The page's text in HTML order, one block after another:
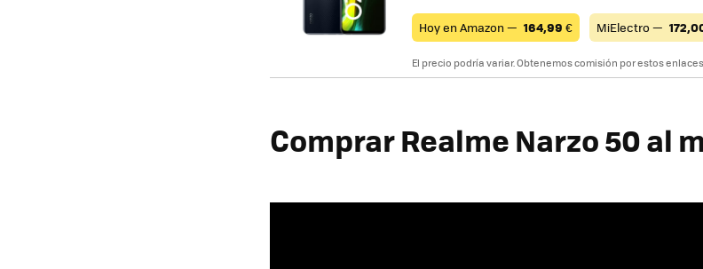
Hoy en Amazon — 164,99 € MiElectro —
El precio podría variar. Obtenemos comisión por estos enlaces
Comprar Realme Narzo 50 al